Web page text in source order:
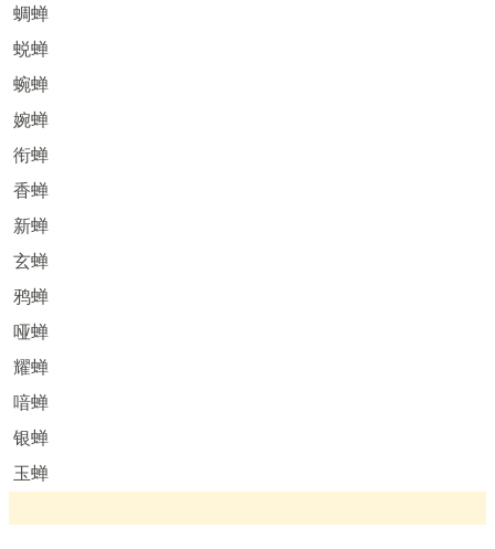
蜩蝉
蜕蝉
蜿蝉
婉蝉
衔蝉
香蝉
新蝉
玄蝉
鸦蝉
哑蝉
耀蝉
喑蝉
银蝉
玉蝉